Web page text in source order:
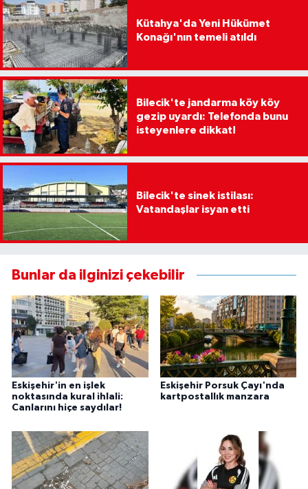
Kütahya'da Yeni Hükümet
Konağı'nın temeli atıldı
Bilecik'te jandarma köy köy
gezip uyardı: Telefonda bunu
isteyenlere dikkat!
Bilecik'te sinek istilası:
Vatandaşlar isyan etti
Bunlar da ilginizi çekebilir
Eskişehir'in en işlek
noktasında kural ihlali:
Canlarını hiçe saydılar!
Eskişehir Porsuk Çayı'nda
kartpostallık manzara